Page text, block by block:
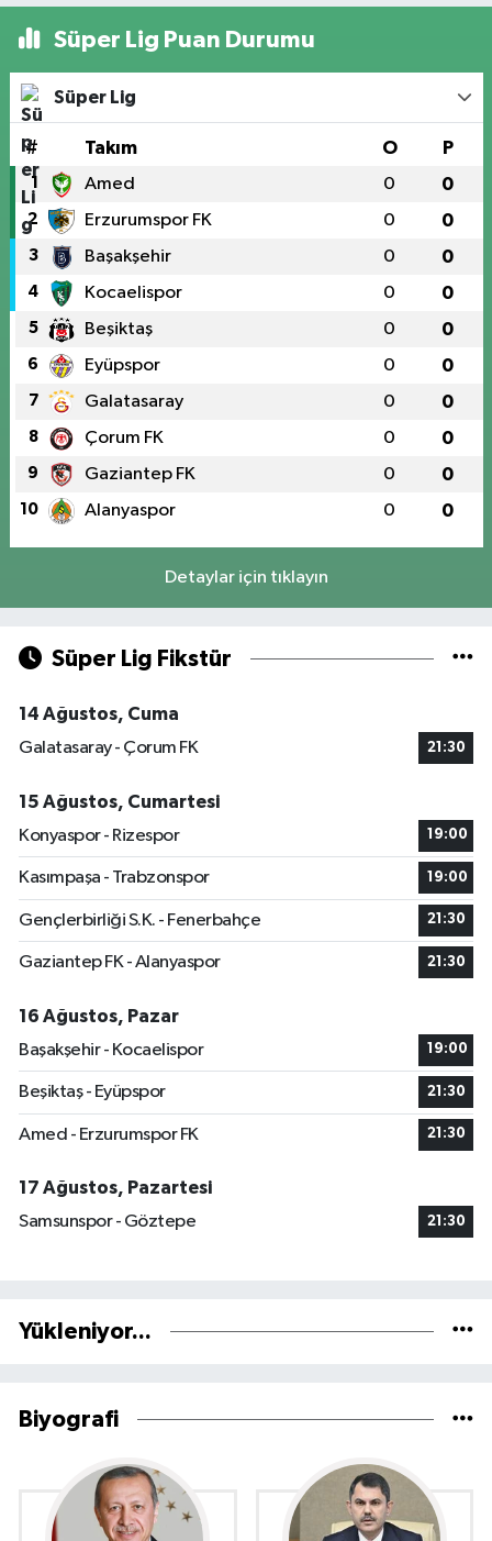
Süper Lig Puan Durumu
Süper Lig
# Takım O P
1 Amed 0 0
2 Erzurumspor FK 0 0
3 Başakşehir 0 0
4 Kocaelispor 0 0
5 Beşiktaş 0 0
6 Eyüpspor 0 0
7 Galatasaray 0 0
8 Çorum FK 0 0
9 Gaziantep FK 0 0
10 Alanyaspor 0 0
Detaylar için tıklayın
Süper Lig Fikstür
14 Ağustos, Cuma
Galatasaray - Çorum FK
21:30
15 Ağustos, Cumartesi
Konyaspor - Rizespor
19:00
Kasımpaşa - Trabzonspor 19:00
Gençlerbirliği S.K. - Fenerbahçe 21:30
Gaziantep FK - Alanyaspor 21:30
16 Ağustos, Pazar
Başakşehir - Kocaelispor
19:00
Beşiktaş - Eyüpspor 21:30
Amed - Erzurumspor FK 21:30
17 Ağustos, Pazartesi
Samsunspor - Göztepe
21:30
Yükleniyor...
Biyografi